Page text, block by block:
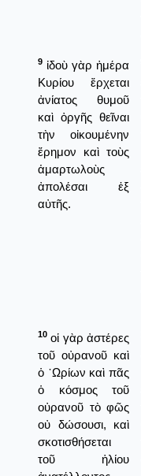
9 ἰδοὺ γὰρ ἡμέρα
Κυρίου ἔρχεται
ἀνίατος θυμοῦ
καὶ ὀργῆς θεῖναι
τὴν οἰκουμένην
ἔρημον καὶ τοὺς
ἁμαρτωλοὺς
ἀπολέσαι ἐξ
αὐτῆς.
10 οἱ γὰρ ἀστέρες
τοῦ οὐρανοῦ καὶ
ὁ ᾿Ωρίων καὶ πᾶς
ὁ κόσμος τοῦ
οὐρανοῦ τὸ φῶς
οὐ δώσουσι, καὶ
σκοτισθήσεται
τοῦ ἡλίου